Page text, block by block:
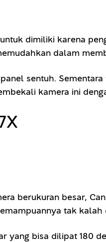
dimiliki karena
dalam
sentuh.
kamera ini
berukuran besar,
tak
yang bisa dilipat 180